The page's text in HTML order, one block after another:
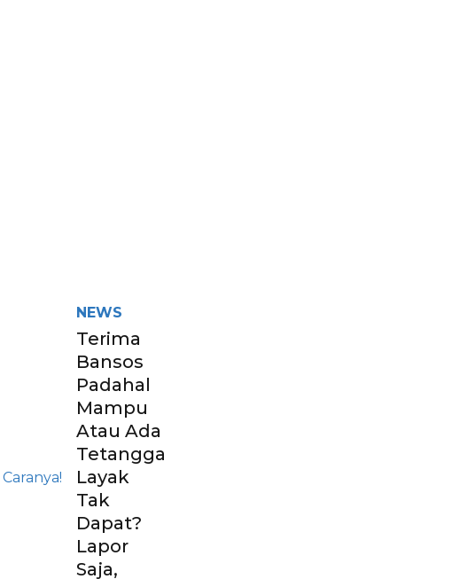
NEWS
Terima
Bansos
Padahal
Mampu
Atau Ada
Tetangga
Layak
Tak
Dapat?
Lapor
Saja,